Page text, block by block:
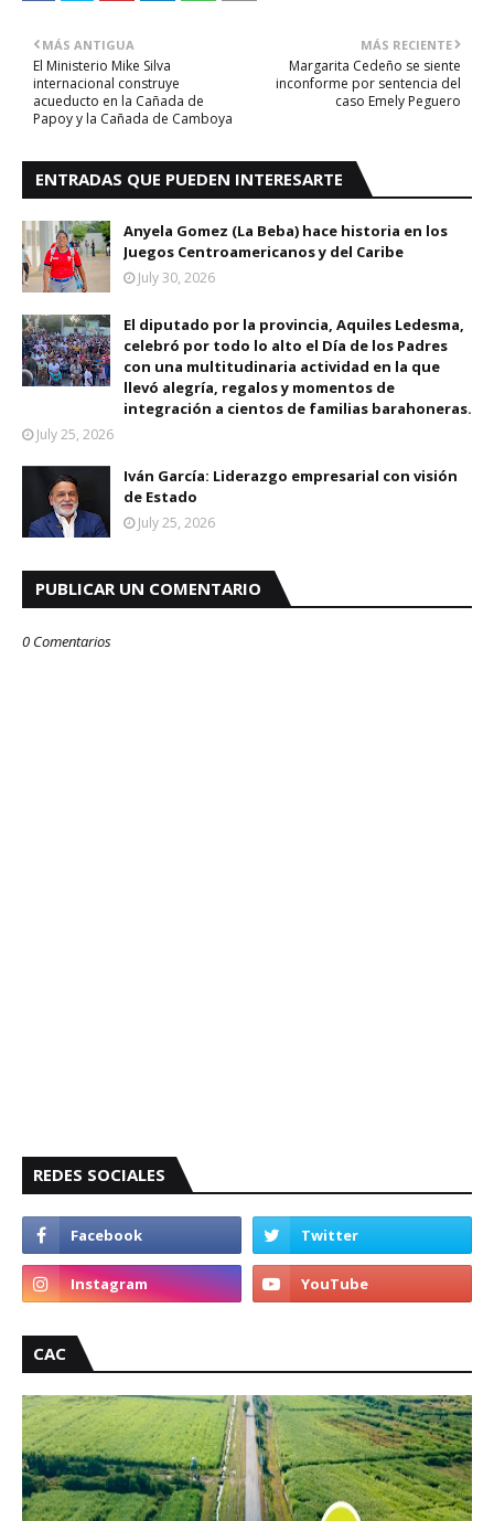
MÁS RECIENTE
Margarita Cedeño se siente
inconforme por sentencia del
caso Emely Peguero
MÁS ANTIGUA
El Ministerio Mike Silva
internacional construye
acueducto en la Cañada de
Papoy y la Cañada de Camboya
ENTRADAS QUE PUEDEN INTERESARTE
Anyela Gomez (La Beba) hace historia en los
Juegos Centroamericanos y del Caribe
July 30, 2026
El diputado por la provincia, Aquiles Ledesma,
celebró por todo lo alto el Día de los Padres
con una multitudinaria actividad en la que
llevó alegría, regalos y momentos de
integración a cientos de familias barahoneras.
July 25, 2026
Iván García: Liderazgo empresarial con visión
de Estado
July 25, 2026
PUBLICAR UN COMENTARIO
0 Comentarios
REDES SOCIALES
CAC